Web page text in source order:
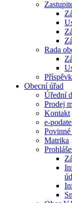
Rada
Obecní úřad
Úřední
Prodej
Kontakt
e-
Matrika